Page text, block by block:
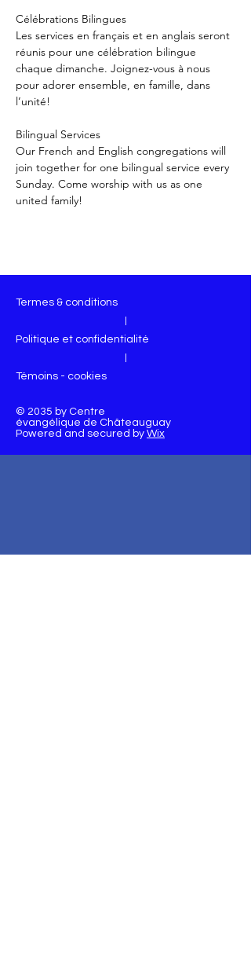
Célébrations Bilingues
Les services en français et en anglais seront
réunis pour une célébration bilingue
chaque dimanche. Joignez-vous à nous
pour adorer ensemble, en famille, dans
l’unité!
Bilingual Services
Our French and English congregations will
join together for one bilingual service every
Sunday. Come worship with us as one
united family!
Termes & conditions
Politique et confidentialité
Témoins - cookies
© 2035 by Centre
évangélique de Châteauguay
Powered and secured by Wix